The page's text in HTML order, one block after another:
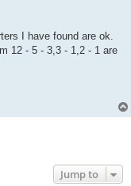
I have found are ok.
12 - 5 - 3,3 - 1,2 - 1 are
Jump to